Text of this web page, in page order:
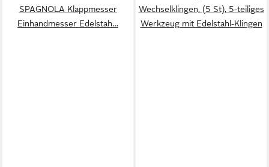
SPAGNOLA Klappmesser
Einhandmesser Edelstah…
Wechselklingen, (5 St), 5-teiliges
Werkzeug mit Edelstahl-Klingen